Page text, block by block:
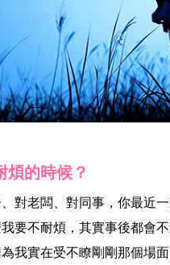
煩的時候？
對老闆、對同事，你最近
要不耐煩，其實事後都會
我實在受不瞭剛剛那個場面